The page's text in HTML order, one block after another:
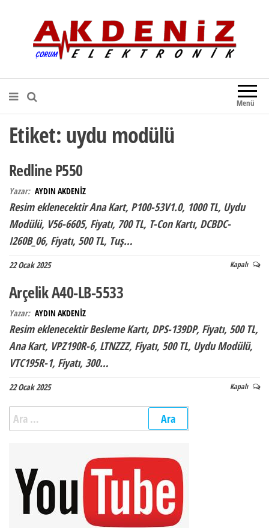
Akdeniz Elektronik
Teknik Destek, Kaliteli Hizmet |
Çorum Elektronik Firması
Menü
Etiket: uydu modülü
Redline P550
Yazar: AYDIN AKDENİZ
Resim eklenecektir Ana Kart, P100-53V1.0, 1000 TL, Uydu
Modülü, V56-6605, Fiyatı, 700 TL, T-Con Kartı, DCBDC-
I260B_06, Fiyatı, 500 TL, Tuş…
22 Ocak 2025 Kapalı
Arçelik A40-LB-5533
Yazar: AYDIN AKDENİZ
Resim eklenecektir Besleme Kartı, DPS-139DP, Fiyatı, 500 TL,
Ana Kart, VPZ190R-6, LTNZZZ, Fiyatı, 500 TL, Uydu Modülü,
VTC195R-1, Fiyatı, 300…
22 Ocak 2025 Kapalı
Arama: